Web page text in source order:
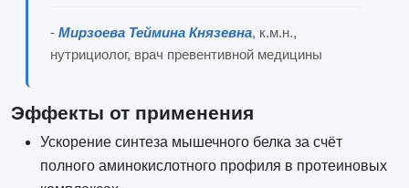
- Мирзоева Теймина Князевна, к.м.н.,
нутрициолог, врач превентивной медицины
Эффекты от применения
Ускорение синтеза мышечного белка за счёт
полного аминокислотного профиля в протеиновых